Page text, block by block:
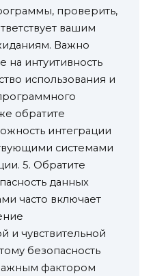
проверить,
вашим
Важно
на интуитивность
использования и
обратите
интеграции
системами
5. Обратите
данных
часто включает
и чувствительной
безопасность
фактором